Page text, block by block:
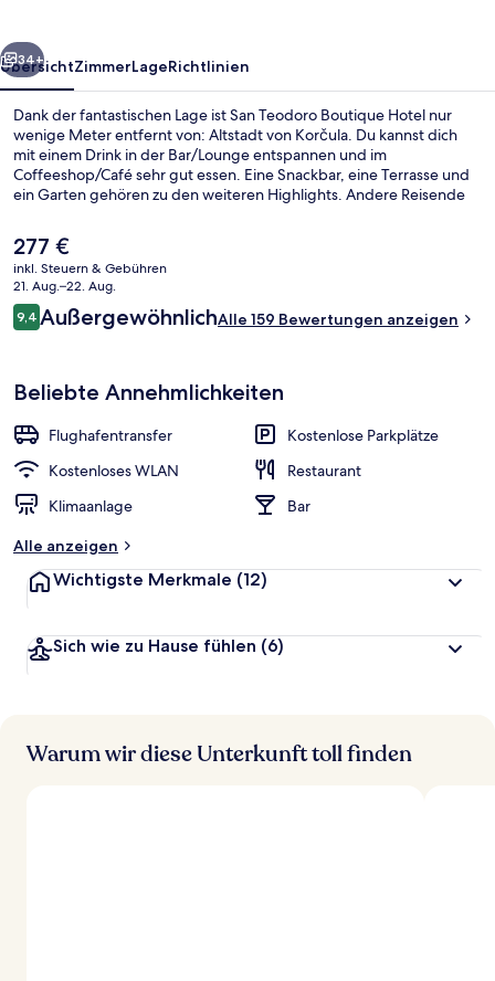
Weiter
34+
ÜbersichtZimmerLageRichtlinien
Dank der fantastischen Lage ist San Teodoro Boutique Hotel nur
wenige Meter entfernt von: Altstadt von Korčula. Du kannst dich
mit einem Drink in der Bar/Lounge entspannen und im
Coffeeshop/Café sehr gut essen. Eine Snackbar, eine Terrasse und
ein Garten gehören zu den weiteren Highlights. Andere Reisende
Der
aktuelle
Preis
beträgt
277 €.
277 €
inkl. Steuern & Gebühren
21. Aug.–22. Aug.
Bewertungen
9,49,4 von 10.
AußergewöhnlichAlle 159 Bewertungen anzeigen
Beliebte Annehmlichkeiten
Flughafentransfer
Kostenlose Parkplätze
Kostenloses WLAN
Restaurant
Klimaanlage
Bar
Alle anzeigen
Wichtigste Merkmale (12)
Sich wie zu Hause fühlen (6)
Warum wir diese Unterkunft toll finden